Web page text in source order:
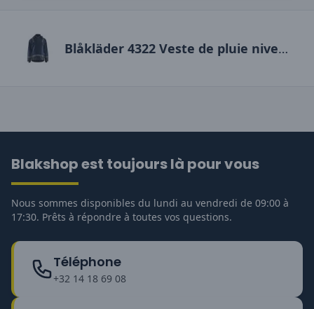
Blåkläder 4322 Veste de pluie niveau 2
Blakshop est toujours là pour vous
Nous sommes disponibles du lundi au vendredi de 09:00 à
17:30. Prêts à répondre à toutes vos questions.
Téléphone
+32 14 18 69 08